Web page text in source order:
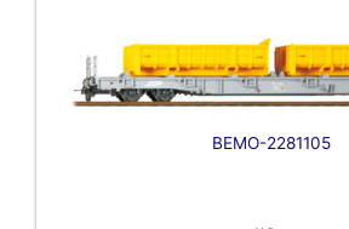
BEMO-2281105